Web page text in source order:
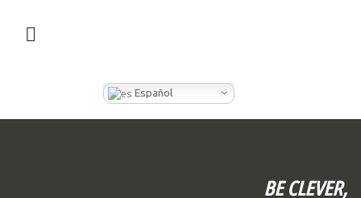
Español
BE CLEVER,